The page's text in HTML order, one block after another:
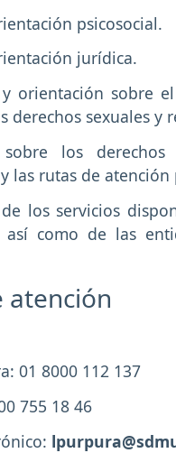
psicosocial.
jurídica.
orientación sobre
derechos sexuales y
sobre los
las rutas de
los servicios
así como de las
atención
01 8000 112 137
755 18 46